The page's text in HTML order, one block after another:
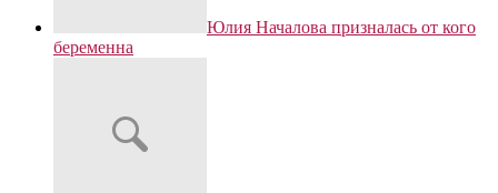
Юлия Началова призналась от кого
беременна